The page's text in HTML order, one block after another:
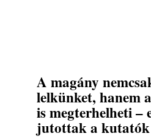
A magány
lelkünket, hanem
is megterhelheti –
jutottak a kutatók